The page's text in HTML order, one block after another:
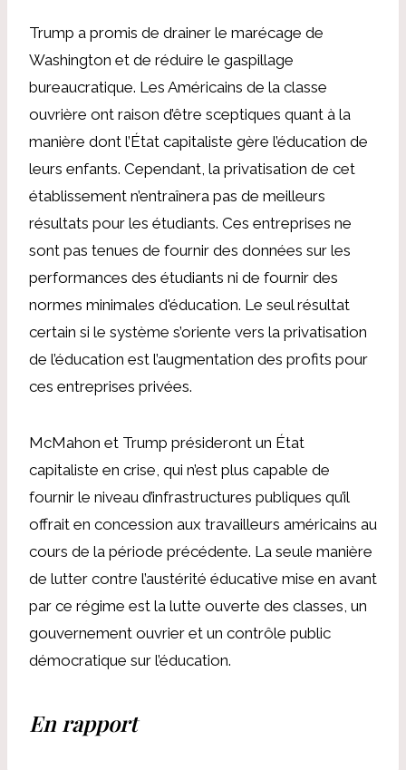
Trump a promis de drainer le marécage de
Washington et de réduire le gaspillage
bureaucratique. Les Américains de la classe
ouvrière ont raison d’être sceptiques quant à la
manière dont l’État capitaliste gère l’éducation de
leurs enfants. Cependant, la privatisation de cet
établissement n’entraînera pas de meilleurs
résultats pour les étudiants. Ces entreprises ne
sont pas tenues de fournir des données sur les
performances des étudiants ni de fournir des
normes minimales d'éducation. Le seul résultat
certain si le système s’oriente vers la privatisation
de l’éducation est l’augmentation des profits pour
ces entreprises privées.
McMahon et Trump présideront un État
capitaliste en crise, qui n’est plus capable de
fournir le niveau d’infrastructures publiques qu’il
offrait en concession aux travailleurs américains au
cours de la période précédente. La seule manière
de lutter contre l’austérité éducative mise en avant
par ce régime est la lutte ouverte des classes, un
gouvernement ouvrier et un contrôle public
démocratique sur l’éducation.
En rapport